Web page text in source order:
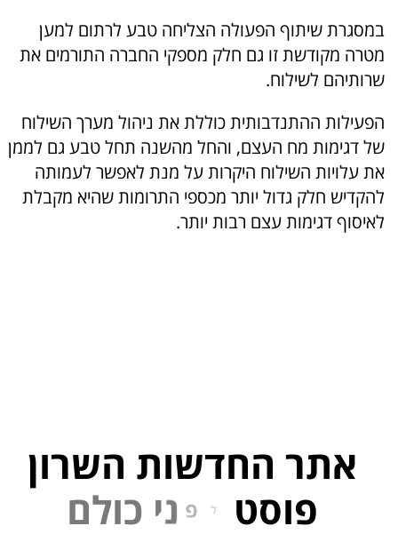
במסגרת שיתוף הפעולה הצליחה טבע לרתום למען
מטרה מקודשת זו גם חלק מספקי החברה התורמים את
שרותיהם לשילוח.
הפעילות ההתנדבותית כוללת את ניהול מערך השילוח
של דגימות מח העצם, והחל מהשנה תחל טבע גם לממן
את עלויות השילוח היקרות על מנת לאפשר לעמותה
להקדיש חלק גדול יותר מכספי התרומות שהיא מקבלת
לאיסוף דגימות עצם רבות יותר.
אתר החדשות השרון
פוסט